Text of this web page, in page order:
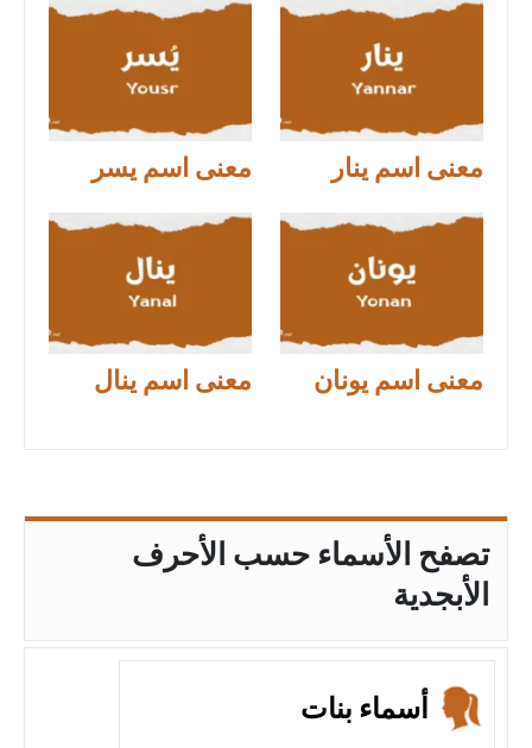
معنى اسم ينار معنى اسم يسر
معنى اسم يونان معنى اسم ينال
تصفح الأسماء حسب الأحرف
الأبجدية
أسماء بنات